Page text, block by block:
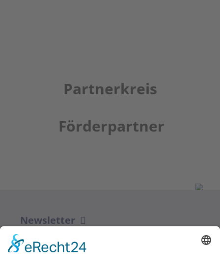
Partnerkreis
Förderpartner
Newsletter
ZUR ANMELDUNG